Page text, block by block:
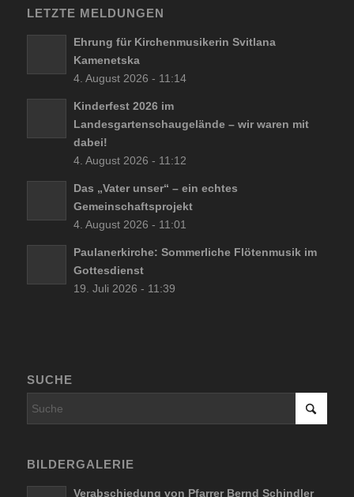
LETZTE MELDUNGEN
Ehrung für Kirchenmusikerin Svitlana
Kamenetska
4. August 2026 - 11:14
Kinderfest 2026 im
Landesgartenschaugelände – wir waren mit
dabei!
4. August 2026 - 11:12
Das „Vater unser“ – ein echtes
Gemeinschaftsprojekt
4. August 2026 - 11:01
Paulanerkirche: Sommerliche Flötenmusik im
Gottesdienst
19. Juli 2026 - 11:39
SUCHE
BILDERGALERIE
Verabschiedung von Pfarrer Bernd Schindler